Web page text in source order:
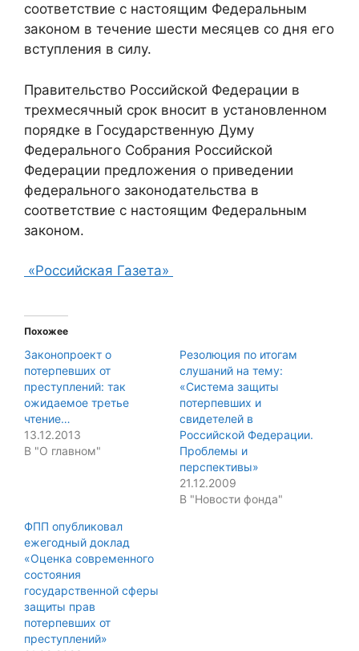
соответствие с настоящим Федеральным
законом в течение шести месяцев со дня его
вступления в силу.
Правительство Российской Федерации в
трехмесячный срок вносит в установленном
порядке в Государственную Думу
Федерального Собрания Российской
Федерации предложения о приведении
федерального законодательства в
соответствие с настоящим Федеральным
законом.
«Российская Газета»
Похожее
Законопроект о
потерпевших от
преступлений: так
ожидаемое третье
чтение…
13.12.2013
В "О главном"
Резолюция по итогам
слушаний на тему:
«Система защиты
потерпевших и
свидетелей в
Российской Федерации.
Проблемы и
перспективы»
21.12.2009
В "Новости фонда"
ФПП опубликовал
ежегодный доклад
«Оценка современного
состояния
государственной сферы
защиты прав
потерпевших от
преступлений»